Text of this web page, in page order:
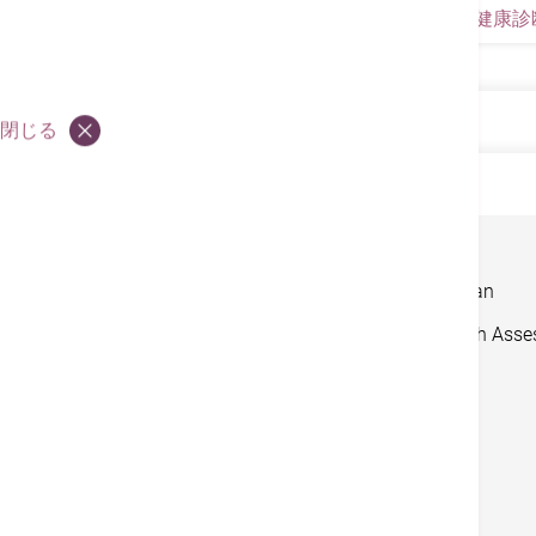
健康
Comprehensive Health Assessment Plan
Special Endoscopy Packages for Health
閉じる